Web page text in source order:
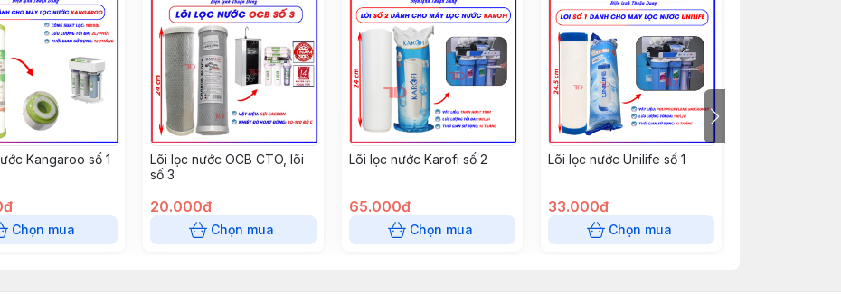
Kangaroo số 1
Chọn mua
Lõi lọc nước OCB CTO, lõi
số 3
20.000đ
Chọn mua
Lõi lọc nước Karofi số 2
65.000đ
Chọn mua
Lõi lọc nước Unilife số 1
33.000đ
Chọn mua